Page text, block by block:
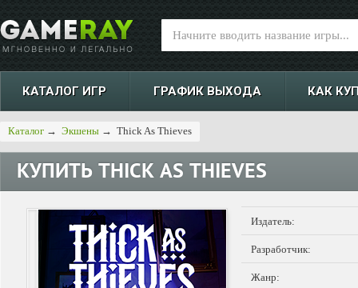
КАТАЛОГ ИГР ГРАФИК ВЫХОДА КАК
Каталог → Экшены → Thick As Thieves
КУПИТЬ THICK AS THIEVES
Издатель:
Разработчик:
Жанр: